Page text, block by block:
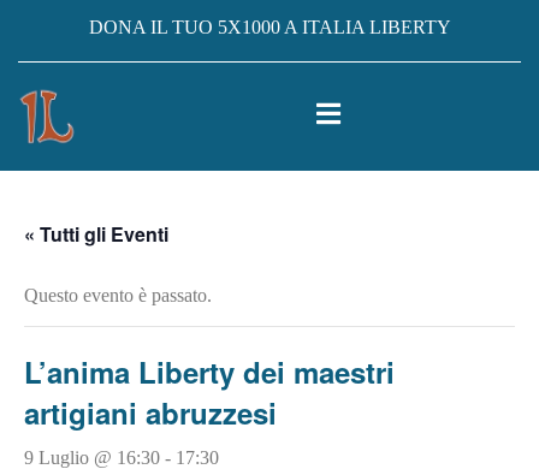
DONA IL TUO 5X1000 A ITALIA LIBERTY
« Tutti gli Eventi
Questo evento è passato.
L’anima Liberty dei maestri
artigiani abruzzesi
9 Luglio @ 16:30 - 17:30